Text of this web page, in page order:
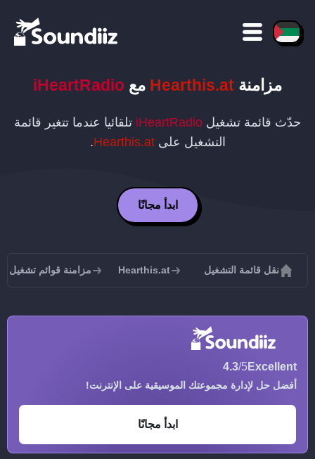
مزامنة Hearthis.at مع iHeartRadio
حدّث قائمة تشغيل iHeartRadio تلقائيا عندما تتغير قائمة
التشغيل علىHearthis.at
.
ابدأ مجانًا
نقل قائمة التشغيل Hearthis.at مزامنة قوائم تشغيل Hearthis.at
Excellent
4.3/5
أفضل حل لإدارة مجموعتك الموسيقية على الإنترنت!
ابدأ مجانًا